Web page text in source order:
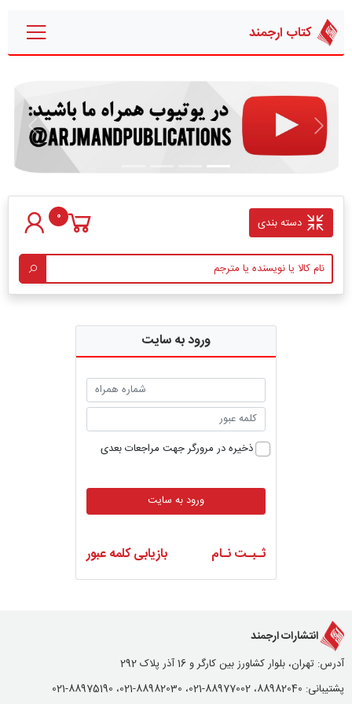
کتاب ارجمند
قبلی بعدی
دسته بندی 0
ورود به سایت
ذخیره در مرورگر جهت مراجعات بعدی
ورود به سایت
ثـبـت نـام بازیابی کلمه عبور
انتشارات ارجمند
آدرس: تهران، بلوار کشاورز بین کارگر و 16 آذر پلاک 292
پشتیبانی: 88982040، 88977002-021، 88982030-021، 88975190-021